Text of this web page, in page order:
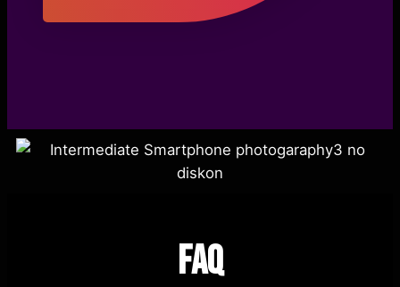
FAQ